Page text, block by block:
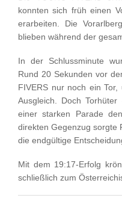
konnten sich früh einen
erarbeiten. Die
blieben während der
In der Schlussminute
Rund 20 Sekunden vor
FIVERS nur noch ein
Ausgleich. Doch
einer starken Parade
direkten Gegenzug sorgte
die endgültige
Mit dem 19:17-Erfolg
schließlich zum